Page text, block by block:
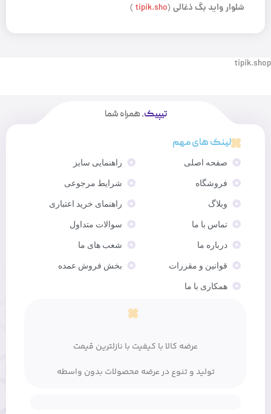
شلوارواید بگ ذغالی (
tipik.sho
)
tipik.shop
تیپیک، همراه شما
لینک های مهم
صفحه اصلی
فروشگاه
وبلاگ
تماس با ما
درباره ما
قوانین و مقررات
همکاری با ما
راهنمایی سایز
شرایط مرجوعی
راهنمای خرید اعتباری
سوالات متداول
شعب های ما
بخش فروش عمده
عرضه کالا با کیفیت با نازلترین قیمت
تولید و تنوع در عرضه محصولات بدون واسطه